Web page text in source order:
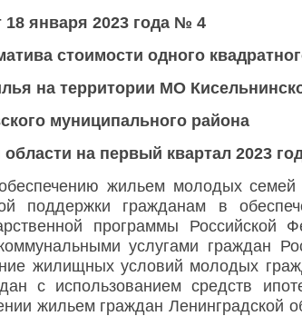
18 января 2023 года № 4
стоимости одного
на территории МО
муниципального района
на первый квартал 2023
жильем молодых семей
поддержки гражданам в
программы Российской
услугами граждан
жилищных условий молодых
с использованием средств
жильем граждан Ленинградской